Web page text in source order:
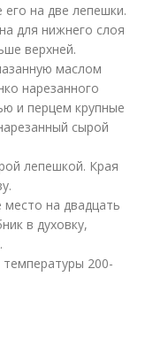
его на две лепешки.
для нижнего слоя
верхней.
маслом
нарезанного
и перцем крупные
сырой
лепешкой. Края
на двадцать
в духовку,
200-